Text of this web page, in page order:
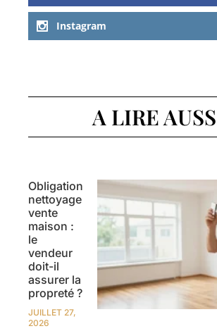
Instagram
A LIRE
Obligation
nettoyage
vente
maison :
le
vendeur
doit-il
assurer la
propreté ?
JUILLET 27,
2026